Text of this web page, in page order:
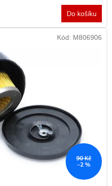
Do košíku
90 Kč
–2 %
Kód: M806906